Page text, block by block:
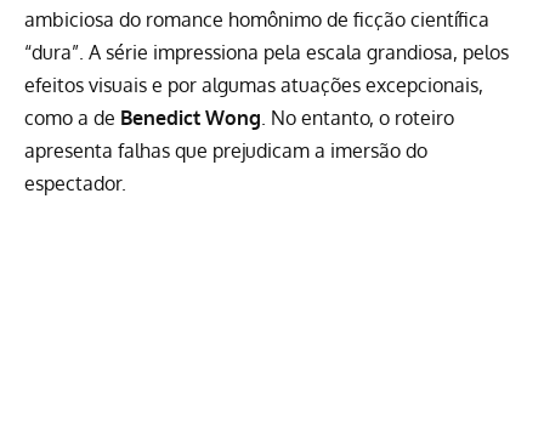
ambiciosa do romance homônimo de ficção científica
“dura”. A série impressiona pela escala grandiosa, pelos
efeitos visuais e por algumas atuações excepcionais,
como a de Benedict Wong. No entanto, o roteiro
apresenta falhas que prejudicam a imersão do
espectador.